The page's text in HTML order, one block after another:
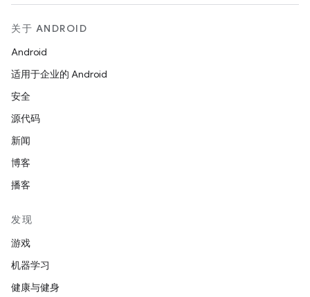
关于 ANDROID
Android
适用于企业的 Android
安全
源代码
新闻
博客
播客
发现
游戏
机器学习
健康与健身